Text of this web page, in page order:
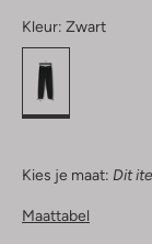
Kleur: Zwart
Kies je maat: Dit
Maattabel